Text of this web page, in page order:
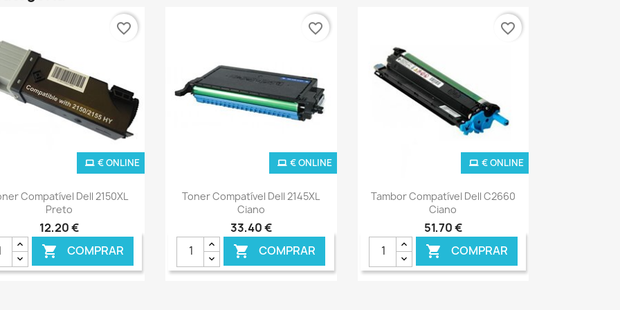
Ver+
Compatível Dell 2150XL
Preto
12,20 €
 COMPRAR
€ ONLINE
favorite_border
Ver+
Toner Compatível Dell 2145XL
Ciano
33,40 €
 COMPRAR
€ ONLINE
favorite_border
Ver+
Tambor Compatível Dell C2660
Ciano
51,70 €
 COMPRAR
€ ONLINE
favorite_border